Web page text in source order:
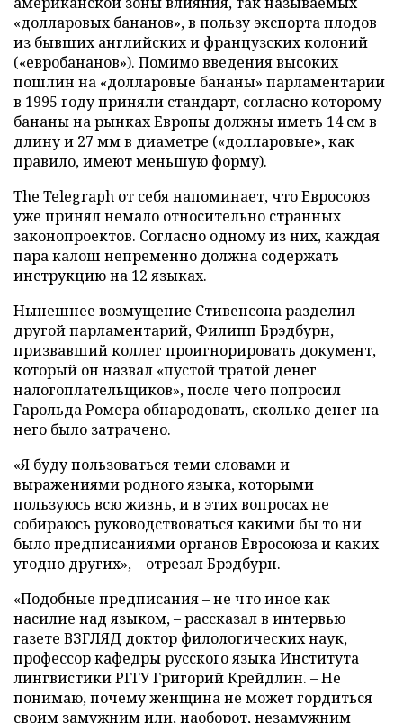
«долларовых бананов», в пользу экспорта плодов
из бывших английских и французских колоний
(«евробананов»). Помимо введения высоких
пошлин на «долларовые бананы» парламентарии
в 1995 году приняли стандарт, согласно которому
бананы на рынках Европы должны иметь 14 см в
длину и 27 мм в диаметре («долларовые», как
правило, имеют меньшую форму).
The Telegraph от себя напоминает, что Евросоюз
уже принял немало относительно странных
законопроектов. Согласно одному из них, каждая
пара калош непременно должна содержать
инструкцию на 12 языках.
Нынешнее возмущение Стивенсона разделил
другой парламентарий, Филипп Брэдбурн,
призвавший коллег проигнорировать документ,
который он назвал «пустой тратой денег
налогоплательщиков», после чего попросил
Гарольда Ромера обнародовать, сколько денег на
него было затрачено.
«Я буду пользоваться теми словами и
выражениями родного языка, которыми
пользуюсь всю жизнь, и в этих вопросах не
собираюсь руководствоваться какими бы то ни
было предписаниями органов Евросоюза и каких
угодно других», – отрезал Брэдбурн.
«Подобные предписания – не что иное как
насилие над языком, – рассказал в интервью
газете ВЗГЛЯД доктор филологических наук,
профессор кафедры русского языка Института
лингвистики РГГУ Григорий Крейдлин. – Не
понимаю, почему женщина не может гордиться
своим замужним или, наоборот, незамужним